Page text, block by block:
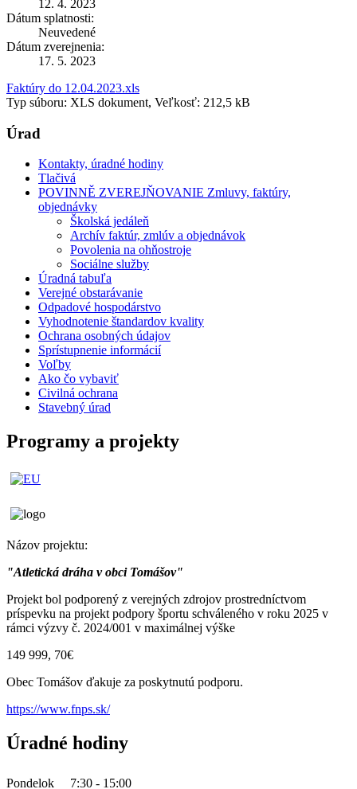
12. 4. 2023
Dátum splatnosti:
Neuvedené
Dátum zverejnenia:
17. 5. 2023
Faktúry do 12.04.2023.xls
Typ súboru: XLS dokument, Veľkosť: 212,5 kB
Úrad
Kontakty, úradné hodiny
Tlačivá
POVINNĚ ZVEREJŇOVANIE Zmluvy, faktúry,
objednávky
Školská jedáleň
Archív faktúr, zmlúv a objednávok
Povolenia na ohňostroje
Sociálne služby
Úradná tabuľa
Verejné obstarávanie
Odpadové hospodárstvo
Vyhodnotenie štandardov kvality
Ochrana osobných údajov
Sprístupnenie informácií
Voľby
Ako čo vybaviť
Civilná ochrana
Stavebný úrad
Programy a projekty
Názov projektu:
"Atletická dráha v obci Tomášov"
Projekt bol podporený z verejných zdrojov prostredníctvom
príspevku na projekt podpory športu schváleného v roku 2025 v
rámci výzvy č. 2024/001 v maximálnej výške
149 999, 70€
Obec Tomášov ďakuje za poskytnutú podporu.
https://www.fnps.sk/
Úradné hodiny
Pondelok 7:30 - 15:00